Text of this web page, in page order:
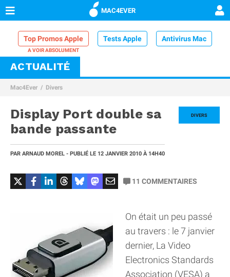
MAC4EVER
Top Promos Apple Tests Apple Antivirus Mac
VPN Mac
Comparatif iPhone
ACTUALITÉ
Mac4Ever Divers
DIVERS
Display Port double sa
bande passante
PAR ARNAUD MOREL - PUBLIÉ LE 12 JANVIER 2010 À 14H40
11 COMMENTAIRES
On était un peu passé
au travers : le 7 janvier
dernier, La Video
Electronics Standards
Association (VESA) a